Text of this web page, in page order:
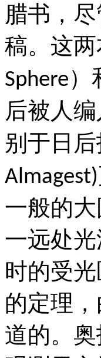
腊书，
稿。这
Sphere）
后被人
别于日
Almagest)]
一般的
一远处
时的受
的定理
道的。